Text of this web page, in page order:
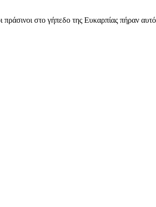
στο γήπεδο της Ευκαρπίας πήραν